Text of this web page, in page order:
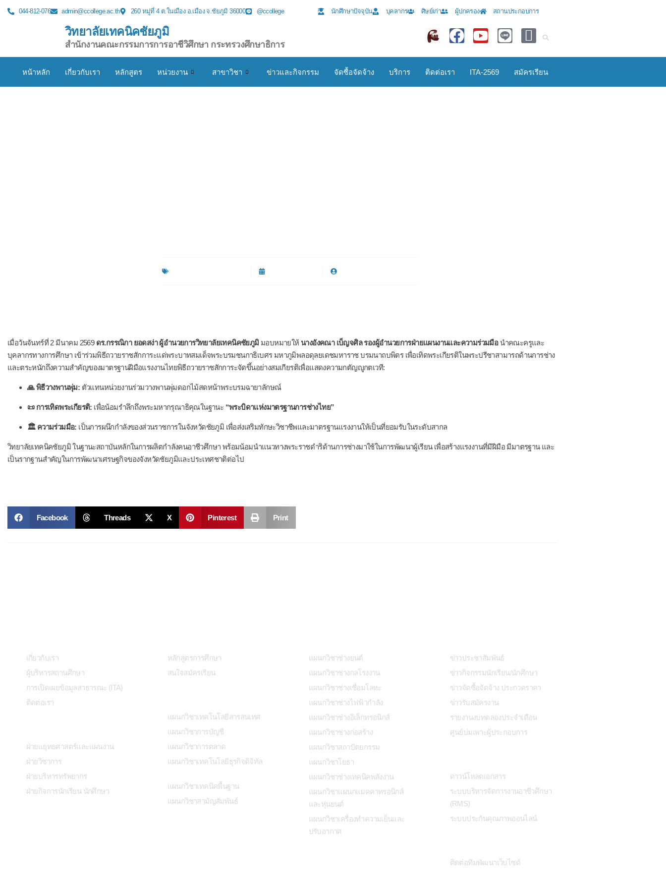
044-812-076 admin@ccollege.ac.th 260 หมู่ที่ 4 ต.ในเมือง อ.เมือง จ.ชัยภูมิ 36000 @ccollege นักศึกษาปัจจุบัน บุคลากร ศิษย์เก่า ผู้ปกครอง สถานประกอบการ
วิทยาลัยเทคนิคชัยภูมิ
สำนักงานคณะกรรมการการอาชีวิศึกษา กระทรวงศึกษาธิการ
หน้าหลัก เกี่ยวกับเรา หลักสูตร หน่วยงาน สาขาวิชา ข่าวและกิจกรรม จัดซื้อจัดจ้าง บริการ ติดต่อเรา ITA-2569 สมัครเรียน
เมื่อวันจันทร์ที่ 2 มีนาคม 2569 ดร.กรรณิกา ยอดสง่า ผู้อำนวยการวิทยาลัยเทคนิคชัยภูมิมอบหมายให้ นางอังคณา เบ็ญจศิล รองผู้อำนวยการฝ่ายแผนงานและความร่วมมือนำคณะครูและ
บุคลากรทางการศึกษา เข้าร่วมพิธีถวายราชสักการะแด่พระบาทสมเด็จพระบรมชนกาธิเบศร มหาภูมิพลอดุลยเดชมหาราช บรมนาถบพิตร เพื่อเทิดพระเกียรติในพระปรีชาสามารถด้านการช่าง
และตระหนักถึงความสำคัญของมาตรฐานฝีมือแรงงานไทยพิธีถวายราชสักการะจัดขึ้นอย่างสมเกียรติเพื่อแสดงความกตัญญูกตเวที:
🙏 พิธีวางพานพุ่ม: ตัวแทนหน่วยงานร่วมวางพานพุ่มดอกไม้สดหน้าพระบรมฉายาลักษณ์
📜 การเทิดพระเกียรติ: เพื่อน้อมรำลึกถึงพระมหากรุณาธิคุณในฐานะ “พระบิดาแห่งมาตรฐานการช่างไทย”
🏛️ ความร่วมมือ: เป็นการผนึกกำลังของส่วนราชการในจังหวัดชัยภูมิ เพื่อส่งเสริมทักษะวิชาชีพและมาตรฐานแรงงานให้เป็นที่ยอมรับในระดับสากล
วิทยาลัยเทคนิคชัยภูมิ ในฐานะสถาบันหลักในการผลิตกำลังคนอาชีวศึกษา พร้อมน้อมนำแนวทางพระราชดำริด้านการช่างมาใช้ในการพัฒนาผู้เรียน เพื่อสร้างแรงงานที่มีฝีมือ มีมาตรฐาน และ
เป็นรากฐานสำคัญในการพัฒนาเศรษฐกิจของจังหวัดชัยภูมิและประเทศชาติต่อไป
Facebook Threads X Pinterest Print
เกี่ยวกับเรา
ผู้บริหารสถานศึกษา
การเปิดเผยข้อมูลสาธารณะ (ITA)
ติดต่อเรา
ฝ่ายแยุทธศาสตร์และแผนงาน
ฝ่ายวิชาการ
ฝ่ายบริหารทรัพยากร
ฝ่ายกิจการนักเรียน นักศึกษา
หลักสูตรการศึกษา
สนใจสมัครเรียน
แผนกวิชาเทคโนโลยีสารสนเทศ
แผนกวิชาการบัญชี
แผนกวิชาการตลาด
แผนกวิชาเทคโนโลยีธุรกิจดิจิทัล
แผนกวิชาเทคนิคพื้นฐาน
แผนกวิชาสามัญสัมพันธ์
แผนกวิชาช่างยนต์
แผนกวิชาช่างกลโรงงาน
แผนกวิชาช่างเชื่อมโลหะ
แผนกวิชาช่างไฟฟ้ากำลัง
แผนกวิชาช่างอิเล็กทรอนิกส์
แผนกวิชาช่างก่อสร้าง
แผนกวิชาสถาปัตยกรรม
แผนกวิชาโยธา
แผนกวิชาช่างเทคนิคพลังงาน
แผนกวิชาแผนกแมคคาทรอนิกส์
และหุ่นยนต์
แผนกวิชาเครื่องทำความเย็นและ
ปรับอากาศ
ข่าวประชาสัมพันธ์
ข่าวกิจกรรมนักเรียน/นักศึกษา
ข่าวจัดซื้อจัดจ้าง ประกวดราคา
ข่าวรับสมัครงาน
รายงานงบทดลองประจำเดือน
ศูนย์บ่มเพาะผู้ประกอบการ
ดาวน์โหลดเอกสาร
ระบบบริหารจัดการงานอาชีวศึกษา
(RMS)
ระบบประกันคุณภาพออนไลน์
ติดต่อทีมพัฒนาเว็บไซด์